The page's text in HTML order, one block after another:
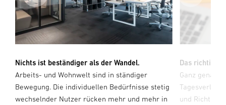
Nichts ist beständiger als der Wandel.
Arbeits- und Wohnwelt sind in ständiger
Bewegung. Die individuellen Bedürfnisse stetig
wechselnder Nutzer rücken mehr und mehr in
Das richtige
Ganz genau
Tagesverlauf
und Richtung